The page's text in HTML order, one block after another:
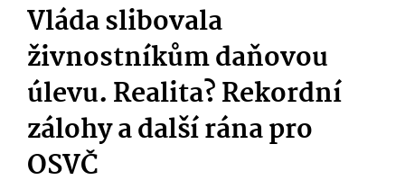
Vláda slibovala
živnostníkům daňovou
úlevu. Realita? Rekordní
zálohy a další rána pro
OSVČ